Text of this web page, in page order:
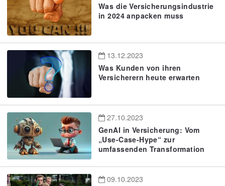
Was die Versicherungsindustrie
in 2024 anpacken muss
13.12.2023
Was Kunden von ihren
Versicherern heute erwarten
27.10.2023
GenAI in Versicherung: Vom
„Use-Case-Hype“ zur
umfassenden Transformation
09.10.2023